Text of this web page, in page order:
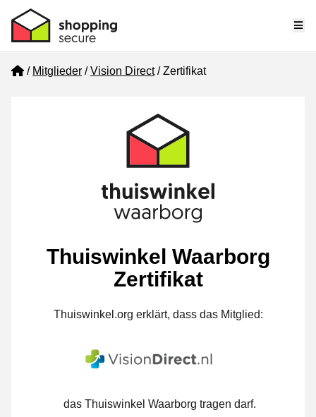
Home
Mitglieder Vision Direct Zertifikat
Thuiswinkel Waarborg
Zertifikat
Thuiswinkel.org erklärt, dass das Mitglied:
das Thuiswinkel Waarborg tragen darf.